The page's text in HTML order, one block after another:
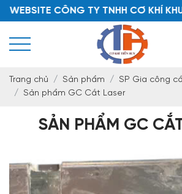
CÔNG TY TNHH CƠ KHÍ
Trang chủ Sản phẩm
SP Gia công
Sản phẩm GC Cắt Laser
SẢN PHẨM GC